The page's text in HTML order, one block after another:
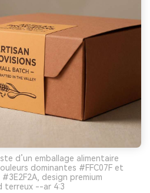
d’un emballage alimentaire
dominantes #FFC07F et
design premium
terreux --ar 4:3